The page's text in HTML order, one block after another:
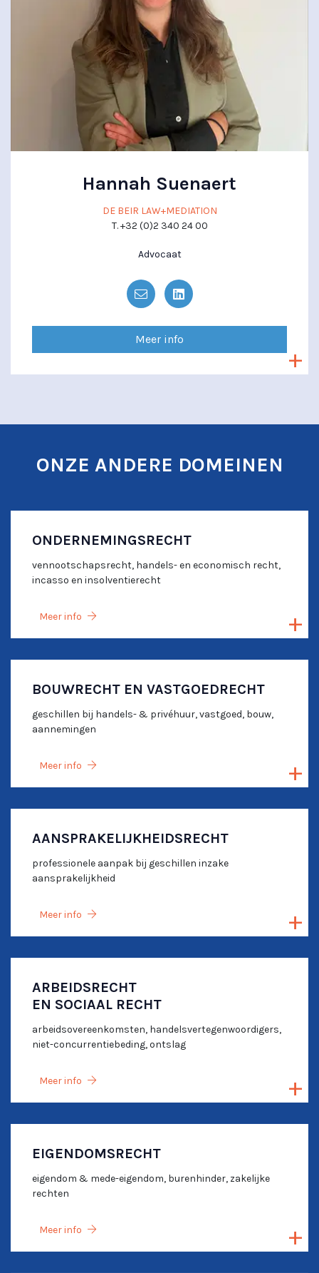
Hannah Suenaert
DE BEIR LAW+MEDIATION
T. +32 (0)2 340 24 00
Advocaat
Meer info
ONZE ANDERE DOMEINEN
ONDERNEMINGSRECHT
vennootschapsrecht, handels- en economisch recht,
incasso en insolventierecht
Meer info
BOUWRECHT EN VASTGOEDRECHT
geschillen bij handels- & privéhuur, vastgoed, bouw,
aannemingen
Meer info
AANSPRAKELIJKHEIDSRECHT
professionele aanpak bij geschillen inzake
aansprakelijkheid
Meer info
ARBEIDSRECHT
EN SOCIAAL RECHT
arbeidsovereenkomsten, handelsvertegenwoordigers,
niet-concurrentiebeding, ontslag
Meer info
EIGENDOMSRECHT
eigendom & mede-eigendom, burenhinder, zakelijke
rechten
Meer info